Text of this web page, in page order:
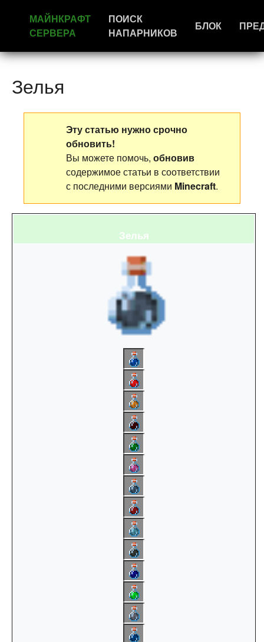
МАЙНКРАФТ
СЕРВЕРА
ПОИСК
НАПАРНИКОВ
БЛОК
Зелья
Эту статью нужно срочно
обновить!
Вы можете помочь,обновив
содержимое статьи в соответствии
с последними версиями Minecraft.
Зелья